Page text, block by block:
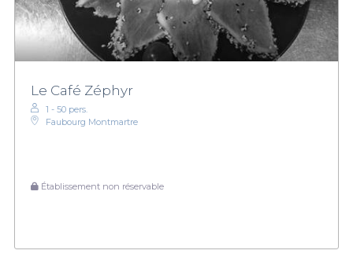
Le Café Zéphyr
1 - 50 pers.
Faubourg Montmartre
Établissement non réservable